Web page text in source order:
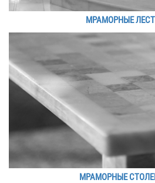
МРАМОРНЫЕ
МРАМОРНЫЕ